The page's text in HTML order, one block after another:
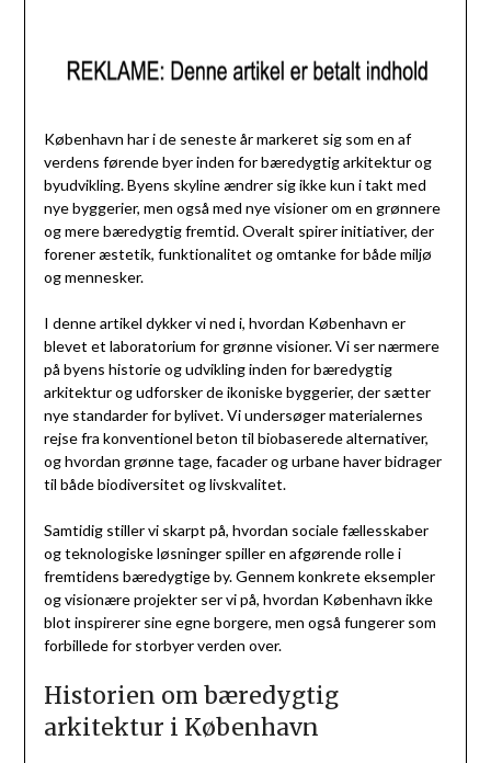
København har i de seneste år markeret sig som en af
verdens førende byer inden for bæredygtig arkitektur og
byudvikling. Byens skyline ændrer sig ikke kun i takt med
nye byggerier, men også med nye visioner om en grønnere
og mere bæredygtig fremtid. Overalt spirer initiativer, der
forener æstetik, funktionalitet og omtanke for både miljø
og mennesker.
I denne artikel dykker vi ned i, hvordan København er
blevet et laboratorium for grønne visioner. Vi ser nærmere
på byens historie og udvikling inden for bæredygtig
arkitektur og udforsker de ikoniske byggerier, der sætter
nye standarder for bylivet. Vi undersøger materialernes
rejse fra konventionel beton til biobaserede alternativer,
og hvordan grønne tage, facader og urbane haver bidrager
til både biodiversitet og livskvalitet.
Samtidig stiller vi skarpt på, hvordan sociale fællesskaber
og teknologiske løsninger spiller en afgørende rolle i
fremtidens bæredygtige by. Gennem konkrete eksempler
og visionære projekter ser vi på, hvordan København ikke
blot inspirerer sine egne borgere, men også fungerer som
forbillede for storbyer verden over.
Historien om bæredygtig
arkitektur i København